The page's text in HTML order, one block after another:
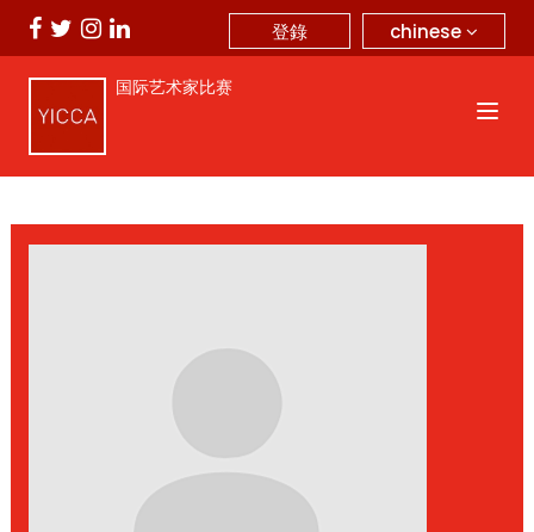
chinese
登錄
国际艺术家比赛